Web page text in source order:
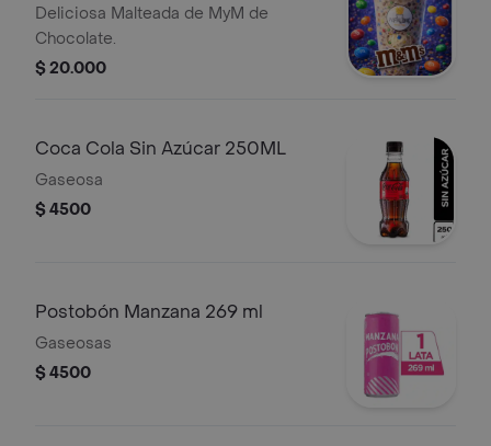
Deliciosa Malteada de MyM de
Chocolate.
$ 20.000
Coca Cola Sin Azúcar 250ML
Gaseosa
$ 4500
Postobón Manzana 269 ml
Gaseosas
$ 4500